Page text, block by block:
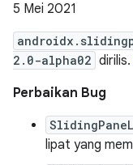
5 Mei 2021
2.0-alpha02 dirilis.
Perbaikan Bug
lipat yang